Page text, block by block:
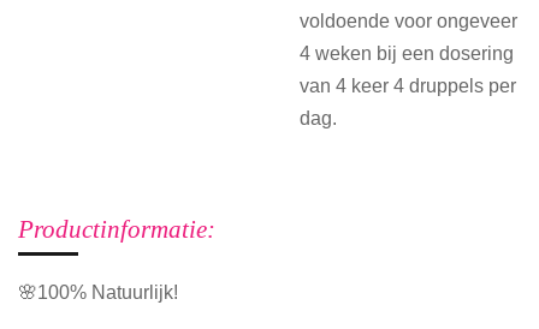
voldoende voor ongeveer
4 weken bij een dosering
van 4 keer 4 druppels per
dag.
Productinformatie:
🌸100% Natuurlijk!